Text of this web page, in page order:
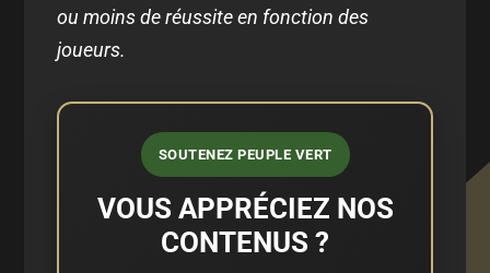
ou moins de réussite en fonction des
joueurs.
SOUTENEZ PEUPLE VERT
VOUS APPRÉCIEZ NOS
CONTENUS ?